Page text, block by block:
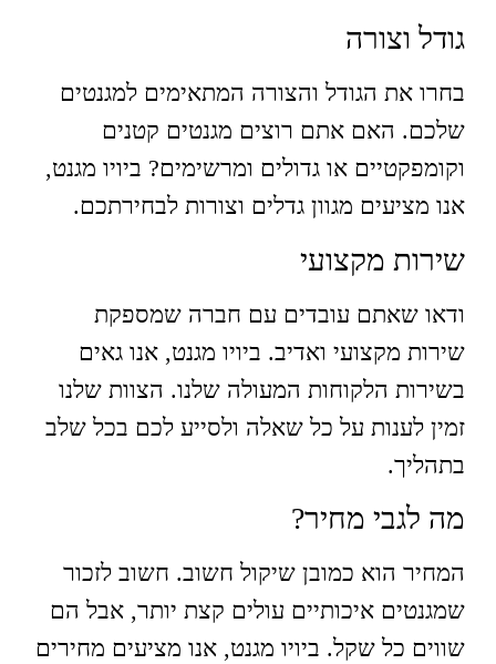
גודל וצורה
בחרו את הגודל והצורה המתאימים למגנטים
שלכם. האם אתם רוצים מגנטים קטנים
וקומפקטיים או גדולים ומרשימים? ביויו מגנט,
אנו מציעים מגוון גדלים וצורות לבחירתכם.
שירות מקצועי
ודאו שאתם עובדים עם חברה שמספקת
שירות מקצועי ואדיב. ביויו מגנט, אנו גאים
בשירות הלקוחות המעולה שלנו. הצוות שלנו
זמין לענות על כל שאלה ולסייע לכם בכל שלב
בתהליך.
מה לגבי מחיר?
המחיר הוא כמובן שיקול חשוב. חשוב לזכור
שמגנטים איכותיים עולים קצת יותר, אבל הם
שווים כל שקל. ביויו מגנט, אנו מציעים מחירים